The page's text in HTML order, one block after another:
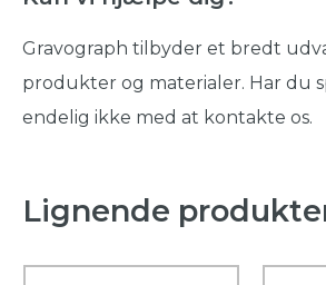
Gravograph tilbyder et bredt
produkter og materialer. Har du
endelig ikke med at kontakte os.
Lignende